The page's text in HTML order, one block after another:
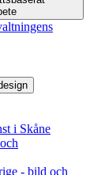
i Skåne
- bild och